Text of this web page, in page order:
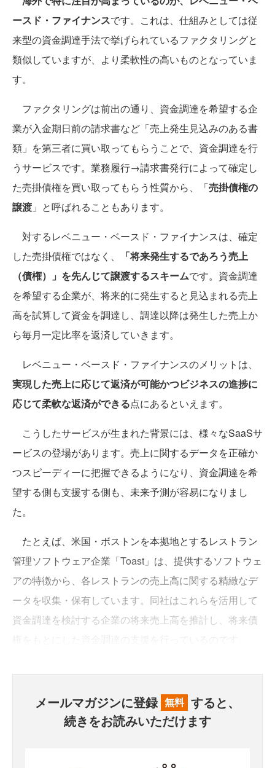
ースド・ファイナンスです。これは、仕組みとしては従
来型の資金調達手法で挙げられているファクタリングと
類似していますが、より柔軟性の高いものとなっていま
す。
ファクタリングは前出の通り、資金調達を希望する企
業が入金期日前の請求書など「売上発生見込みのある書
類」を第三者に買い取ってもらうことで、資金調達を行
うサービスです。業務履行→請求書発行によって確定し
た売掛債権を買い取ってもらう性質から、「売掛債権の
譲渡 」と呼ばれることもあります。
対するレベニュー・ベースド・ファイナンスは、確定
した売掛債権ではなく、
「将来発生するであろう売上
（債権）」を先んじて譲渡するスキームです。資金調達
を希望する企業が、将来的に発生すると見込まれる売上
高を試算して資金を調達し、調達以降は発生した売上か
ら毎月一定比率を返済していきます。
レベニュー・ベースド・ファイナンスのメリットは、
実現した売上に応じて返済が可能かつビジネスの進捗に
応じて柔軟な返済ができる点にあるといえます。
こうしたサービスが生まれた背景には、様々なSaaSサ
ービスの登場があります。売上に関するデータを正確か
つスピーディーに把握できるようになり、資金調達を希
望する側も支援する側も、未来予測が容易になりまし
た。
たとえば、米国・ボストンを本拠地とするレストラン
管理ソフトウェア企業「Toast」は、提供するソフトウェ
アの特徴から、各レストランの売上高に関する精緻なデ
ータを収集・保有しています。同社はこれらを活用して
資金調達を検討する企業の将来売上高を推計し、将来債
メールマガジンに登録 無料 すると、
続きをお読みいただけます